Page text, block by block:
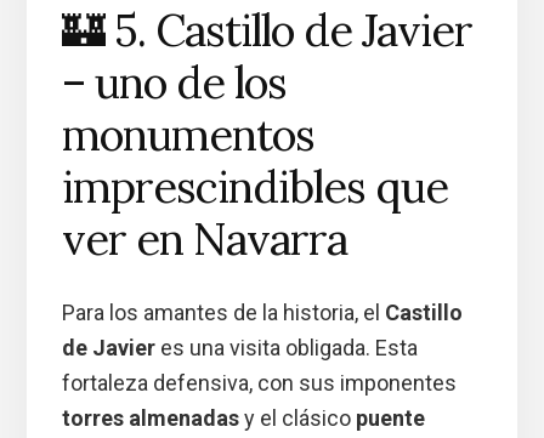
🏰 5. Castillo de Javier
– uno de los
monumentos
imprescindibles que
ver en Navarra
Para los amantes de la historia, el Castillo
de Javieres una visita obligada. Esta
fortaleza defensiva, con sus imponentes
torres almenadasy el clásico puente